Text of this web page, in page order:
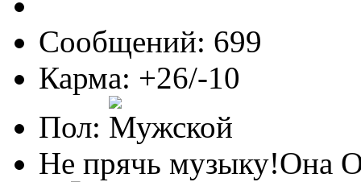
Сообщений: 699
Карма: +26/-10
Пол:
Не прячь